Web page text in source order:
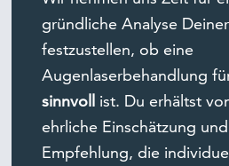
gründliche Analyse
festzustellen, ob eine
Augenlaserbehandlung
sinnvoll ist. Du erhältst
ehrliche Einschätzung
Empfehlung, die